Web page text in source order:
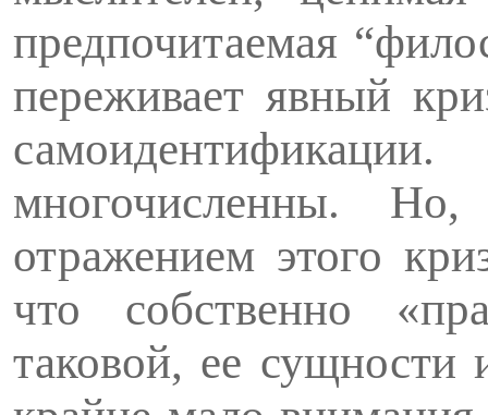
предпочитаемая
переживает явный
многочисленны.
отражением этого
что собственно
таковой, ее сущности